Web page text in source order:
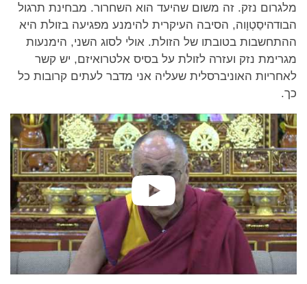
מלגרום נזק. זה משום שהיעד הוא השחרור. מבחינת תרגול
הבודהיסַטְוָוה, הסיבה העיקרית להימנע מפגיעה בזולת היא
ההתחשבות בטובתו של הזולת. אולי לסוג השני, הימנעות
מגרימת נזק ועזרה לזולת על בסיס אלטרואיזם, יש קשר
לאחריות האוניברסלית שעליה אני מדבר לעתים קרובות כל
כך.